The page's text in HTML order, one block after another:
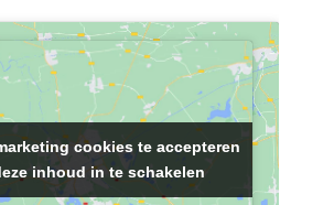
cookies te accepteren
inhoud in te schakelen
cookies te accepteren
inhoud in te schakelen